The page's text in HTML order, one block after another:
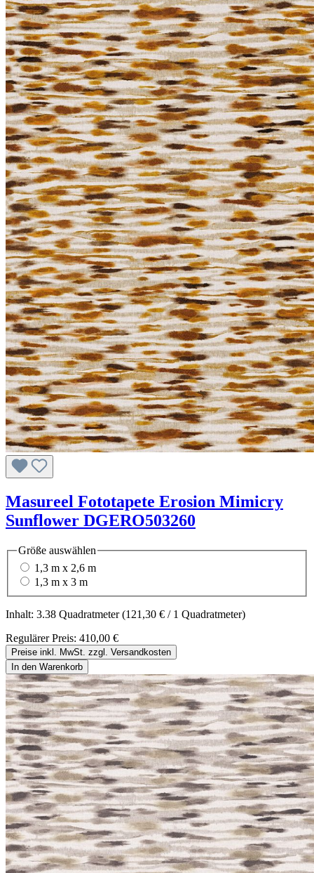
Masureel Fototapete Erosion Mimicry
Sunflower DGERO503260
Größe auswählen
1,3 m x 2,6 m
1,3 m x 3 m
Inhalt: 3.38 Quadratmeter(121,30 € / 1 Quadratmeter)
Regulärer Preis: 410,00 €
Preise inkl. MwSt. zzgl. Versandkosten
In den Warenkorb